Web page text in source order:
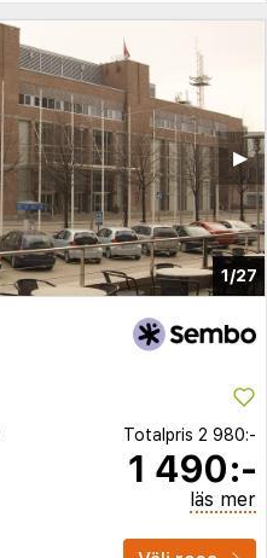
1/27
▶︎
Totalpris 2 980:-
1 490:-
läs mer